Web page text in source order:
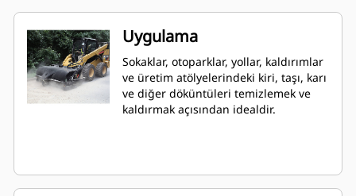
Uygulama
Sokaklar, otoparklar, yollar, kaldırımlar
ve üretim atölyelerindeki kiri, taşı, karı
ve diğer döküntüleri temizlemek ve
kaldırmak açısından idealdir.